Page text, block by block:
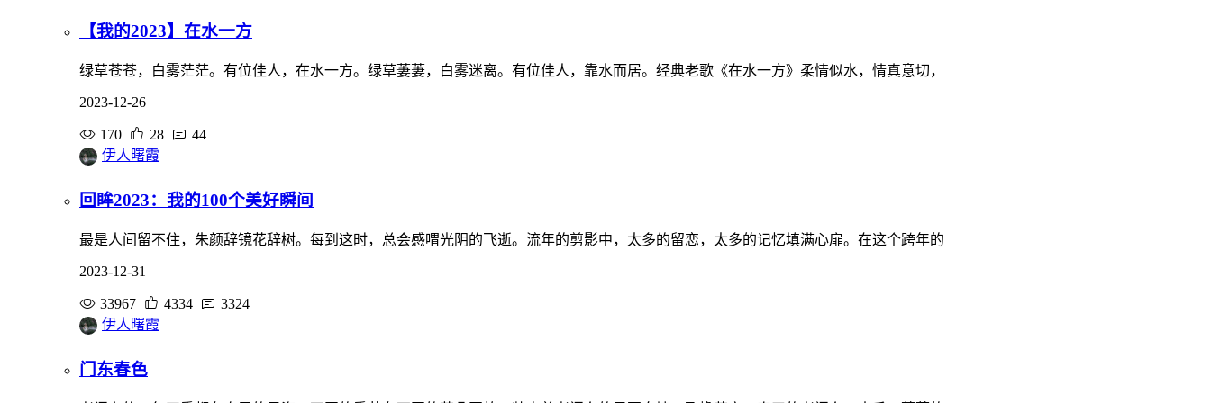
【我的2023】在水一方
绿草苍苍，白雾茫茫。有位佳人，在水一方。绿草萋萋，白雾迷离。有位佳人，靠水而居。经典老歌《在水一方》柔情似水，情真意切，
2023-12-26
170 28
44
伊人曙霞
回眸2023：我的100个美好瞬间
最是人间留不住，朱颜辞镜花辞树。每到这时，总会感喟光阴的飞逝。流年的剪影中，太多的留恋，太多的记忆填满心扉。在这个跨年的
2023-12-31
33967 4334
3324
伊人曙霞
门东春色